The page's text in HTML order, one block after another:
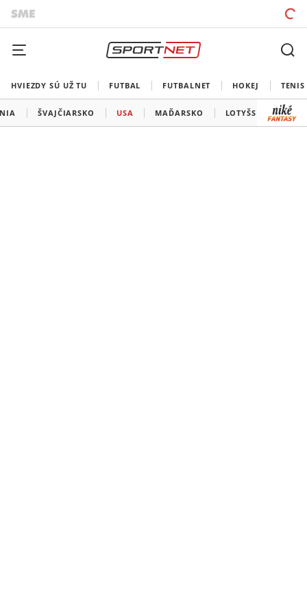
HVIEZDY SÚ UŽ TU FUTBAL FUTBALNET HOKEJ TENIS
ŠVAJČIARSKO USA MAĎARSKO LOTYŠSKO